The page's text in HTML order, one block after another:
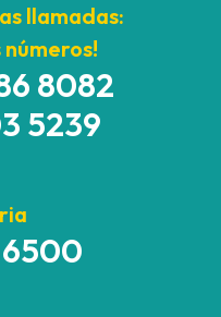
llamadas:
8082
5239